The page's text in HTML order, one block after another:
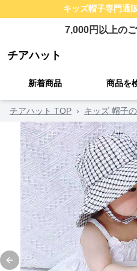
キッズ帽子専門通
7,000円以上の
チアハット
新着商品 商品を
チアハット TOP › キッズ 帽子
Previous slide